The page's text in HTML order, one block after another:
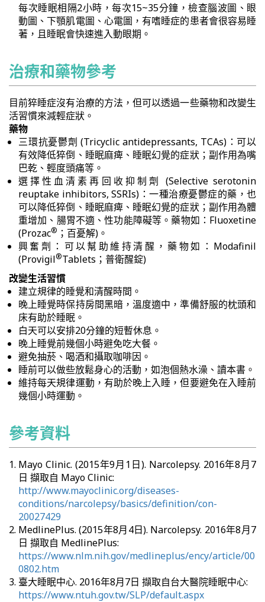
每次睡眠相隔2小時，每次15~35分鐘，檢查腦波圖、眼
動圖、下顎肌電圖、心電圖，有嗜睡症的患者會很容易睡
著，且睡眠會快速進入動眼期。
治療和藥物參考
目前猝睡症沒有治療的方法，但可以透過一些藥物和改變生
活習慣來減輕症狀。
藥物
三環抗憂鬱劑 (Tricyclic antidepressants, TCAs)：可以
有效降低猝倒、睡眠麻痺、睡眠幻覺的症狀；副作用為嘴
巴乾、輕度頭痛等。
選擇性血清素再回收抑制劑 (Selective serotonin
reuptake inhibitors, SSRIs)：一種治療憂鬱症的藥，也
可以降低猝倒、睡眠麻痺、睡眠幻覺的症狀；副作用為體
重增加、腸胃不適、性功能障礙等。藥物如：Fluoxetine
(Prozac® ；百憂解)。
興奮劑：可以幫助維持清醒，藥物如：Modafinil
(Provigil®Tablets；普衛醒錠)
改變生活習慣
建立規律的睡覺和清醒時間。
晚上睡覺時保持房間黑暗，溫度適中，準備舒服的枕頭和
床有助於睡眠。
白天可以安排20分鐘的短暫休息。
晚上睡覺前幾個小時避免吃大餐。
避免抽菸、喝酒和攝取咖啡因。
睡前可以做些放鬆身心的活動，如泡個熱水澡、讀本書。
維持每天規律運動，有助於晚上入睡，但要避免在入睡前
幾個小時運動。
參考資料
Mayo Clinic. (2015年9月1日). Narcolepsy. 2016年8月7
日 擷取自 Mayo Clinic:
http://www.mayoclinic.org/diseases-
conditions/narcolepsy/basics/definition/con-
20027429
MedlinePlus. (2015年8月4日). Narcolepsy. 2016年8月7
日 擷取自 MedlinePlus:
https://www.nlm.nih.gov/medlineplus/ency/article/00
0802.htm
臺大睡眠中心. 2016年8月7日 擷取自台大醫院睡眠中心:
https://www.ntuh.gov.tw/SLP/default.aspx